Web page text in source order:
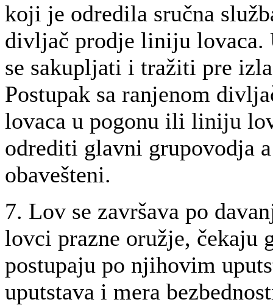
koji je odredila sručna
divljač prodje liniju lovaca.
se sakupljati i tražiti pre
Postupak sa ranjenom
lovaca u pogonu ili liniju
odrediti glavni grupovodja
obavešteni.
7. Lov se završava po
lovci prazne oružje, čekaju
postupaju po njihovim
uputstava i mera